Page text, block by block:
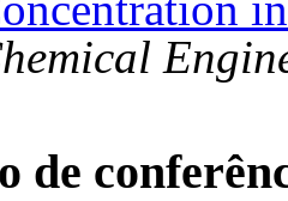
de